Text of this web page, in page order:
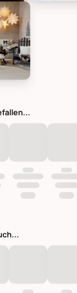
mit Schnee und
mit